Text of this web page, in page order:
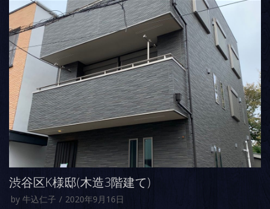
プ
渋谷区K様邸(木造3階建て)
by 牛込仁子 2020年9月16日